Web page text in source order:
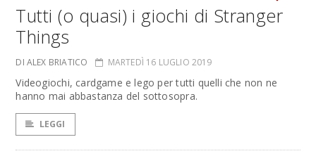
Tutti (o quasi) i giochi di Stranger
Things
DI ALEX BRIATICO MARTEDÌ 16 LUGLIO 2019
Videogiochi, cardgame e lego per tutti quelli che non ne
hanno mai abbastanza del sottosopra.
LEGGI